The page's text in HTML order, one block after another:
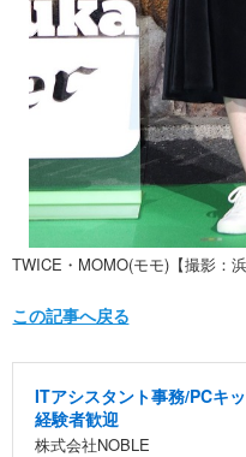
TWICE・MOMO(モモ)【撮影：浜
この記事へ戻る
ITアシスタント事務/PCキ
経験者歓迎
株式会社NOBLE